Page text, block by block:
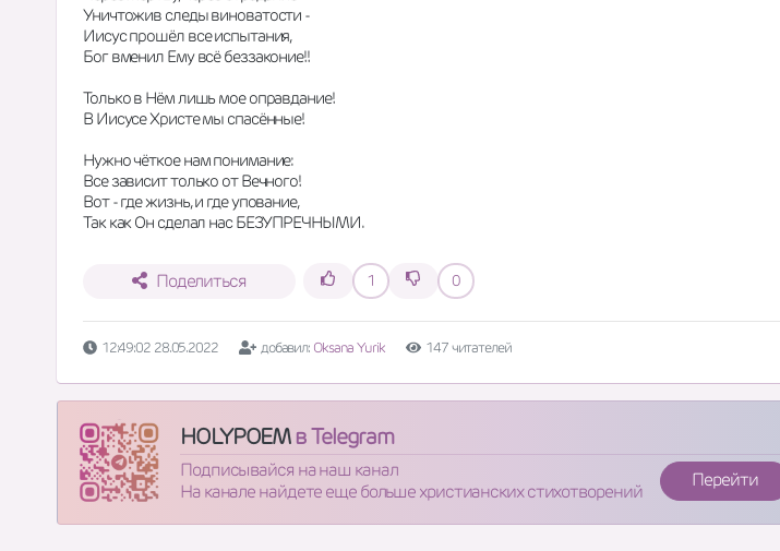
Уничтожив следы виноватости -
Иисус прошёл все испытания,
Бог вменил Ему всё беззаконие!!
Только в Нём лишь мое оправдание!
В Иисусе Христе мы спасённые!
Нужно чёткое нам понимание:
Все зависит только от Вечного!
Вот - где жизнь, и где упование,
Так как Он сделал нас БЕЗУПРЕЧНЫМИ.
Поделиться 1 0
12:49:02 28.05.2022 добавил: Oksana Yurik 147 читателей
HOLYPOEMв Telegram
Подписывайся на наш канал
На канале найдете еще больше христианских стихотворений
Перейти